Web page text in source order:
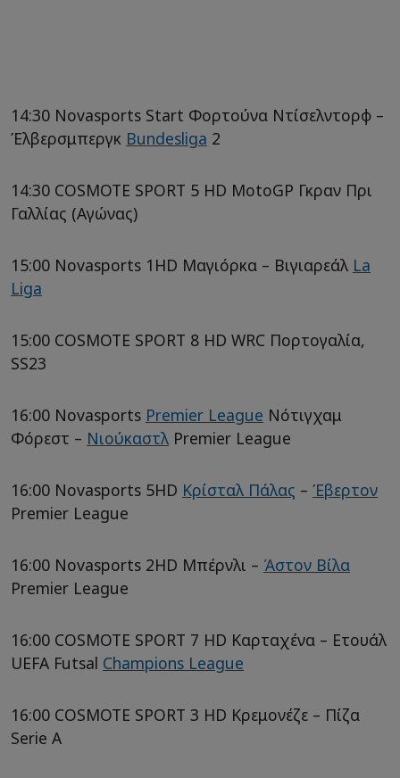
14:30 Novasports Start Φορτούνα Ντίσελντορφ –
Έλβερσμπεργκ Bundesliga 2
14:30 COSMOTE SPORT 5 HD MotoGP Γκραν Πρι
Γαλλίας (Αγώνας)
15:00 Novasports 1HD Μαγιόρκα – Βιγιαρεάλ La
Liga
15:00 COSMOTE SPORT 8 HD WRC Πορτογαλία,
SS23
16:00 Novasports Premier League Νότιγχαμ
Φόρεστ – Νιούκαστλ Premier League
16:00 Novasports 5HD Κρίσταλ Πάλας – Έβερτον
Premier League
16:00 Novasports 2HD Μπέρνλι – Άστον Βίλα
Premier League
16:00 COSMOTE SPORT 7 HD Καρταχένα – Ετουάλ
UEFA Futsal Champions League
16:00 COSMOTE SPORT 3 HD Κρεμονέζε – Πίζα
Serie A